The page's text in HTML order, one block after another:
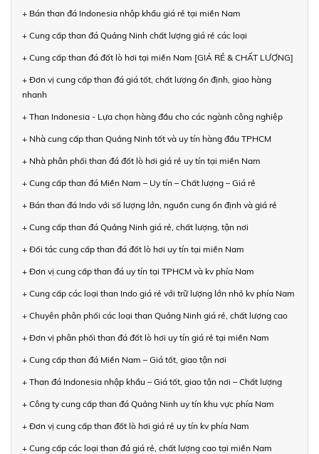
+ Bán than đá Indonesia nhập khẩu giá rẻ tại miền Nam
+ Cung cấp than đá Quảng Ninh chất lượng giá rẻ các loại
+ Cung cấp than đá đốt lò hơi tại miền Nam [GIÁ RẺ & CHẤT LƯỢNG]
+ Đơn vị cung cấp than đá giá tốt, chất lượng ổn định, giao hàng
nhanh
+ Than Indonesia - Lựa chọn hàng đầu cho các ngành công nghiệp
+ Nhà cung cấp than Quảng Ninh tốt và uy tín hàng đầu TPHCM
+ Nhà phân phối than đá đốt lò hơi giá rẻ uy tín tại miền Nam
+ Cung cấp than đá Miền Nam – Uy tín – Chất lượng – Giá rẻ
+ Bán than đá Indo với số lượng lớn, nguồn cung ổn định và giá rẻ
+ Cung cấp than đá Quảng Ninh giá rẻ, chất lượng, tận nơi
+ Đối tác cung cấp than đá đốt lò hơi uy tín tại miền Nam
+ Đơn vị cung cấp than đá uy tín tại TPHCM và kv phía Nam
+ Cung cấp các loại than Indo giá rẻ với trữ lượng lớn nhỏ kv phía Nam
+ Chuyên phân phối các loại than Quảng Ninh giá rẻ, chất lượng cao
+ Đơn vị phân phối than đá đốt lò hơi uy tín giá rẻ tại miền Nam
+ Cung cấp than đá Miền Nam – Giá tốt, giao tận nơi
+ Than đá Indonesia nhập khẩu – Giá tốt, giao tận nơi – Chất lượng
+ Công ty cung cấp than đá Quảng Ninh uy tín khu vực phía Nam
+ Đơn vị cung cấp than đốt lò hơi giá rẻ uy tín kv phía Nam
+ Cung cấp các loại than đá giá rẻ, chất lượng cao tại miền Nam